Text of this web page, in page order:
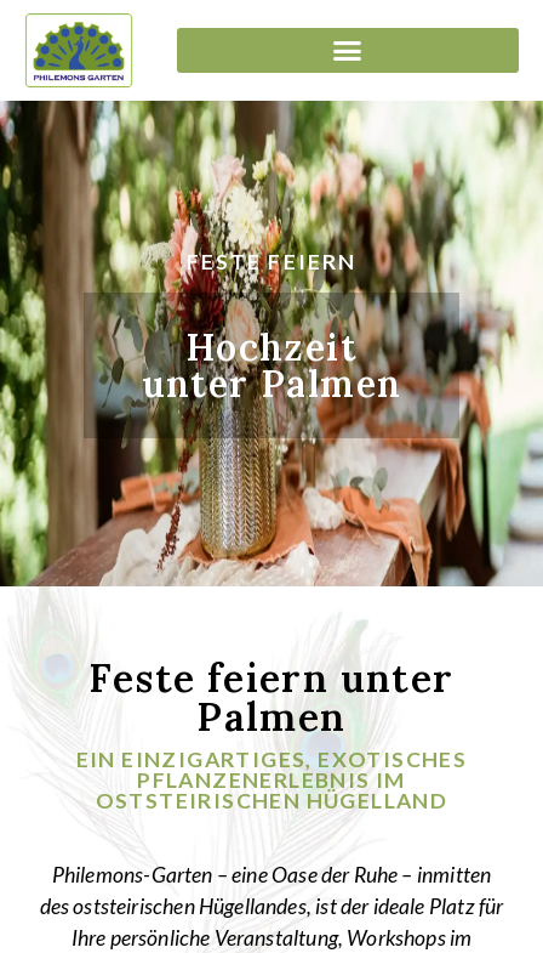
FESTE FEIERN
Hochzeit
unter Palmen
Feste feiern unter
Palmen
EIN EINZIGARTIGES, EXOTISCHES
PFLANZENERLEBNIS IM
OSTSTEIRISCHEN HÜGELLAND
Philemons-Garten – eine Oase der Ruhe – inmitten
des oststeirischen Hügellandes, ist der ideale Platz für
Ihre persönliche Veranstaltung, Workshops im